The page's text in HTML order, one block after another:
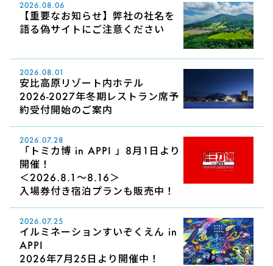
2026.08.06
【重要なお知らせ】弊社の社名を
語る偽サイトにご注意ください
2026.08.01
安比高原リゾート内ホテル
2026-2027年冬期レストラン席予
約受付開始のご案内
2026.07.28
「トミカ博 in APPI 」8月1日より
開催！
＜2026.8.1～8.16＞
入場券付き宿泊プランも販売中！
2026.07.25
イルミネーションすいぞくえん in
APPI
2026年7月25日より開催中！